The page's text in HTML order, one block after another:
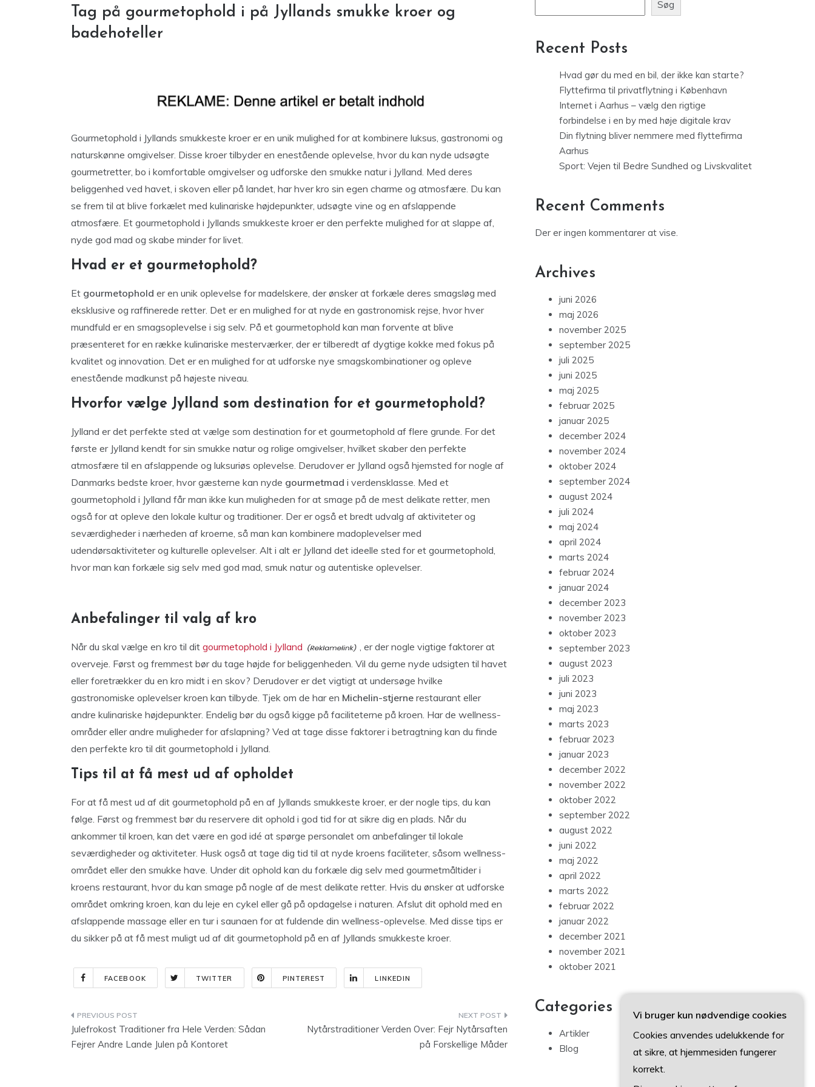
Tag på gourmetophold i på Jyllands smukke kroer og
badehoteller
Gourmetophold i Jyllands smukkeste kroer er en unik mulighed for at kombinere luksus, gastronomi og
naturskønne omgivelser. Disse kroer tilbyder en enestående oplevelse, hvor du kan nyde udsøgte
gourmetretter, bo i komfortable omgivelser og udforske den smukke natur i Jylland. Med deres
beliggenhed ved havet, i skoven eller på landet, har hver kro sin egen charme og atmosfære. Du kan
se frem til at blive forkælet med kulinariske højdepunkter, udsøgte vine og en afslappende
atmosfære. Et gourmetophold i Jyllands smukkeste kroer er den perfekte mulighed for at slappe af,
nyde god mad og skabe minder for livet.
Hvad er et gourmetophold?
Et gourmetophold er en unik oplevelse for madelskere, der ønsker at forkæle deres smagsløg med
eksklusive og raffinerede retter. Det er en mulighed for at nyde en gastronomisk rejse, hvor hver
mundfuld er en smagsoplevelse i sig selv. På et gourmetophold kan man forvente at blive
præsenteret for en række kulinariske mesterværker, der er tilberedt af dygtige kokke med fokus på
kvalitet og innovation. Det er en mulighed for at udforske nye smagskombinationer og opleve
enestående madkunst på højeste niveau.
Hvorfor vælge Jylland som destination for et gourmetophold?
Jylland er det perfekte sted at vælge som destination for et gourmetophold af flere grunde. For det
første er Jylland kendt for sin smukke natur og rolige omgivelser, hvilket skaber den perfekte
atmosfære til en afslappende og luksuriøs oplevelse. Derudover er Jylland også hjemsted for nogle af
Danmarks bedste kroer, hvor gæsterne kan nyde gourmetmad i verdensklasse. Med et
gourmetophold i Jylland får man ikke kun muligheden for at smage på de mest delikate retter, men
også for at opleve den lokale kultur og traditioner. Der er også et bredt udvalg af aktiviteter og
seværdigheder i nærheden af kroerne, så man kan kombinere madoplevelser med
udendørsaktiviteter og kulturelle oplevelser. Alt i alt er Jylland det ideelle sted for et gourmetophold,
hvor man kan forkæle sig selv med god mad, smuk natur og autentiske oplevelser.
Anbefalinger til valg af kro
Når du skal vælge en kro til dit gourmetophold i Jylland
, er der nogle vigtige faktorer at
overveje. Først og fremmest bør du tage højde for beliggenheden. Vil du gerne nyde udsigten til havet
eller foretrækker du en kro midt i en skov? Derudover er det vigtigt at undersøge hvilke
gastronomiske oplevelser kroen kan tilbyde. Tjek om de har en Michelin-stjerne restaurant eller
andre kulinariske højdepunkter. Endelig bør du også kigge på faciliteterne på kroen. Har de wellness-
områder eller andre muligheder for afslapning? Ved at tage disse faktorer i betragtning kan du finde
den perfekte kro til dit gourmetophold i Jylland.
Tips til at få mest ud af opholdet
For at få mest ud af dit gourmetophold på en af Jyllands smukkeste kroer, er der nogle tips, du kan
følge. Først og fremmest bør du reservere dit ophold i god tid for at sikre dig en plads. Når du
ankommer til kroen, kan det være en god idé at spørge personalet om anbefalinger til lokale
seværdigheder og aktiviteter. Husk også at tage dig tid til at nyde kroens faciliteter, såsom wellness-
området eller den smukke have. Under dit ophold kan du forkæle dig selv med gourmetmåltider i
kroens restaurant, hvor du kan smage på nogle af de mest delikate retter. Hvis du ønsker at udforske
området omkring kroen, kan du leje en cykel eller gå på opdagelse i naturen. Afslut dit ophold med en
afslappende massage eller en tur i saunaen for at fuldende din wellness-oplevelse. Med disse tips er
du sikker på at få mest muligt ud af dit gourmetophold på en af Jyllands smukkeste kroer.
FACEBOOK TWITTER PINTEREST LINKEDIN
Indlægsnavigation
Julefrokost Traditioner fra Hele Verden: Sådan
Fejrer Andre Lande Julen på Kontoret
Nytårstraditioner Verden Over: Fejr Nytårsaften
på Forskellige Måder
Søg
Recent Posts
Hvad gør du med en bil, der ikke kan starte?
Flyttefirma til privatflytning i København
Internet i Aarhus – vælg den rigtige
forbindelse i en by med høje digitale krav
Din flytning bliver nemmere med flyttefirma
Aarhus
Sport: Vejen til Bedre Sundhed og Livskvalitet
Recent Comments
Der er ingen kommentarer at vise.
Archives
juni 2026
maj 2026
november 2025
september 2025
juli 2025
juni 2025
maj 2025
februar 2025
januar 2025
december 2024
november 2024
oktober 2024
september 2024
august 2024
juli 2024
maj 2024
april 2024
marts 2024
februar 2024
januar 2024
december 2023
november 2023
oktober 2023
september 2023
august 2023
juli 2023
juni 2023
maj 2023
marts 2023
februar 2023
januar 2023
december 2022
november 2022
oktober 2022
september 2022
august 2022
juni 2022
maj 2022
april 2022
marts 2022
februar 2022
januar 2022
december 2021
november 2021
oktober 2021
Categories
Artikler
Blog
Vi bruger kun nødvendige cookies
Cookies anvendes udelukkende for
at sikre, at hjemmesiden fungerer
korrekt.